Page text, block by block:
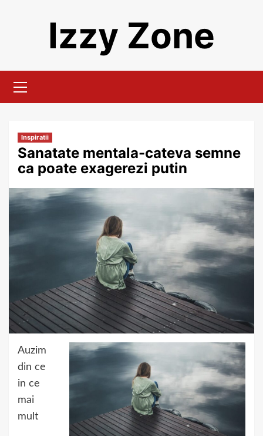
Izzy Zone
Menu
Inspiratii
Sanatate mentala-cateva semne
ca poate exagerezi putin
Auzim
din ce
in ce
mai
mult